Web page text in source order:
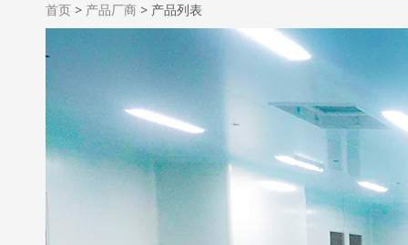
首页 > 产品厂商 > 产品列表